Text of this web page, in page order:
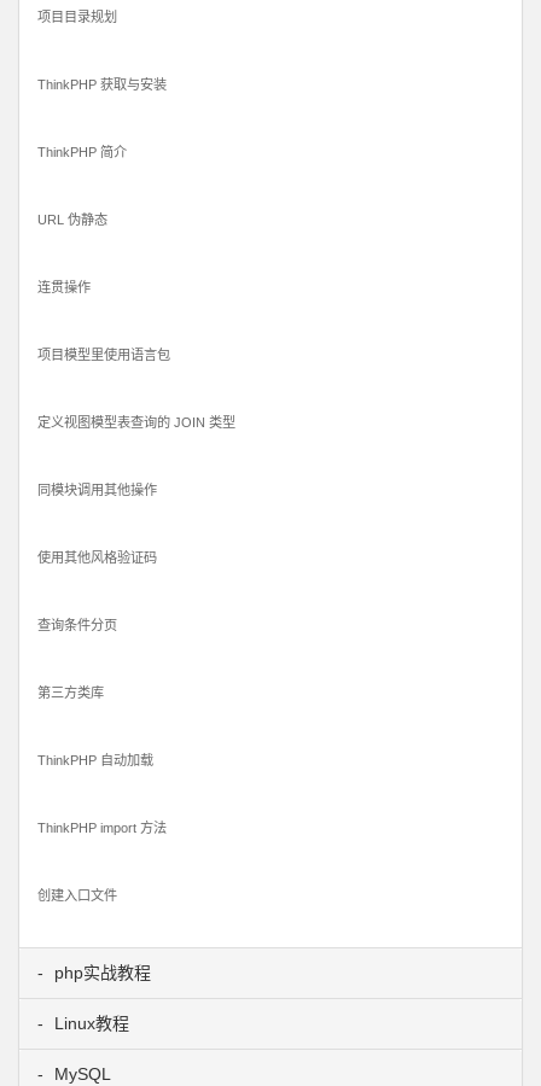
项目目录规划
ThinkPHP 获取与安装
ThinkPHP 简介
URL 伪静态
连贯操作
项目模型里使用语言包
定义视图模型表查询的 JOIN 类型
同模块调用其他操作
使用其他风格验证码
查询条件分页
第三方类库
ThinkPHP 自动加载
ThinkPHP import 方法
创建入口文件
php实战教程
Linux教程
MySQL